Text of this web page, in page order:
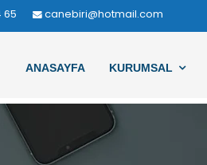
65 canebiri@hotmail.com
ANASAYFA KURUMSAL